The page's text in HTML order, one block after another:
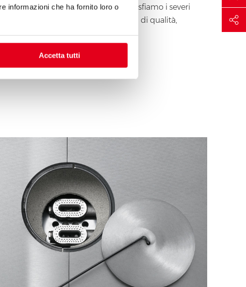
informazioni che ha fornito loro o
Accetta tutti
regole, per questo soddisfiamo i severi
criteri delle certificazioni di qualità,